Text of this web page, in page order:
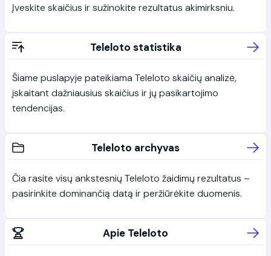
Įveskite skaičius ir sužinokite rezultatus akimirksniu.
Teleloto statistika
Šiame puslapyje pateikiama Teleloto skaičių analizė,
įskaitant dažniausius skaičius ir jų pasikartojimo
tendencijas.
Teleloto archyvas
Čia rasite visų ankstesnių Teleloto žaidimų rezultatus –
pasirinkite dominančią datą ir peržiūrėkite duomenis.
Apie Teleloto